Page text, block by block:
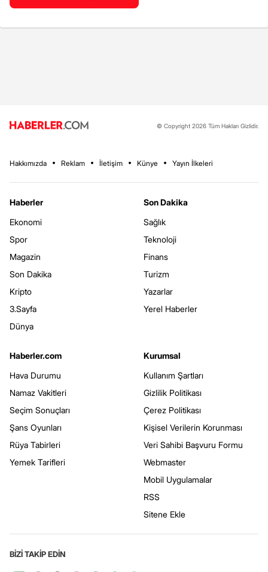
© Copyright 2026 Tüm Hakları Gizlidir.
Hakkımızda Reklam İletişim Künye Yayın İlkeleri
Haberler
Ekonomi
Spor
Magazin
Son Dakika
Kripto
3.Sayfa
Dünya
Son Dakika
Sağlık
Teknoloji
Finans
Turizm
Yazarlar
Yerel Haberler
Haberler.com
Hava Durumu
Namaz Vakitleri
Seçim Sonuçları
Şans Oyunları
Rüya Tabirleri
Yemek Tarifleri
Kurumsal
Kullanım Şartları
Gizlilik Politikası
Çerez Politikası
Kişisel Verilerin Korunması
Veri Sahibi Başvuru Formu
Webmaster
Mobil Uygulamalar
RSS
Sitene Ekle
BİZİ TAKİP EDİN